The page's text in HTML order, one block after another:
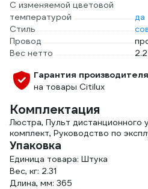
С изменяемой цветовой
температурой
да
Стиль
Провод
Вес нетто
Гарантия
на товары Citilux
Комплектация
Люстра, Пульт дистанционного
комплект, Руководство по
Упаковка
Единица товара: Штука
Вес, кг: 2.31
Длина, мм: 365